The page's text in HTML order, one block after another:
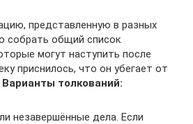
представленную в разных
собрать общий список
могут наступить после
приснилось, что он убегает от
Варианты толкований:
незавершённые дела. Если